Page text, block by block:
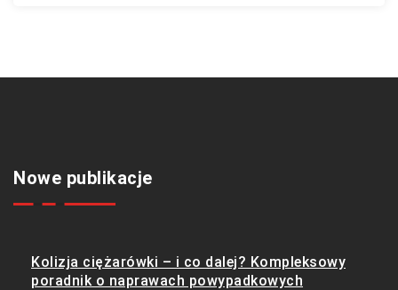
Nowe publikacje
Kolizja ciężarówki – i co dalej? Kompleksowy
poradnik o naprawach powypadkowych